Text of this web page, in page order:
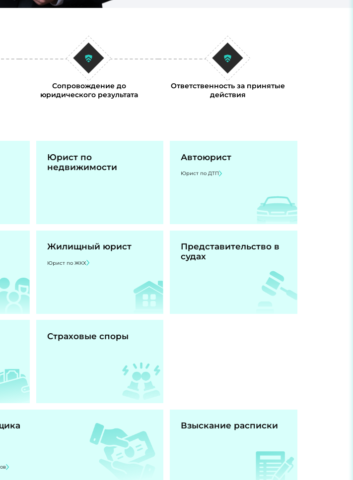
Сопровождение до
юридического результата
Ответственность за принятые
действия
Юрист по
недвижимости
Автоюрист
Юрист по ДТП
Жилищный юрист
Юрист по ЖКХ
Представительство в
судах
Страховые споры
Взыскание расписки